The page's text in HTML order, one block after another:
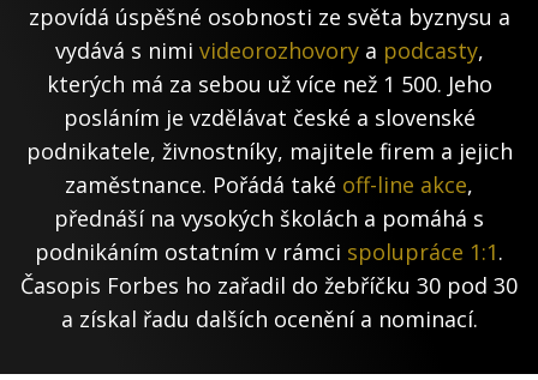
zpovídá úspěšné osobnosti ze světa byznysu a
vydává s nimi videorozhovorya podcasty,
kterých má za sebou už více než 1 500. Jeho
posláním je vzdělávat české a slovenské
podnikatele, živnostníky, majitele firem a jejich
zaměstnance. Pořádá také off-line akce,
přednáší na vysokých školách a pomáhá s
podnikáním ostatním v rámci spolupráce 1:1.
Časopis Forbes ho zařadil do žebříčku 30 pod 30
a získal řadu dalších ocenění a nominací.